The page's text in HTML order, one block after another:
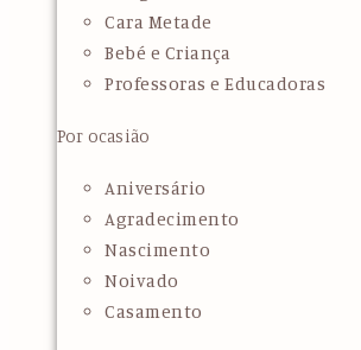
Cara Metade
Bebé e Criança
Professoras e Educadoras
Por ocasião
Aniversário
Agradecimento
Nascimento
Noivado
Casamento